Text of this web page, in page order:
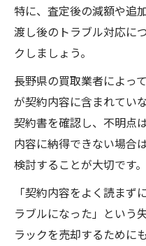
特に、査定後の減額や追
渡し後のトラブル対応に
クしましょう。
長野県の買取業者によっ
が契約内容に含まれてい
契約書を確認し、不明点
内容に納得できない場合
検討することが大切です。
「契約内容をよく読まず
ラブルになった」という
ラックを売却するために